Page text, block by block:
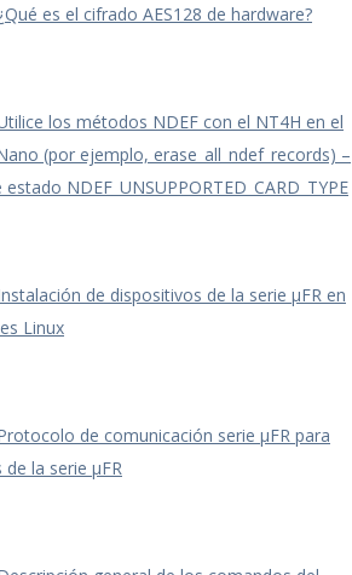
es el cifrado AES128 de hardware?
los métodos NDEF con el NT4H en el
(por ejemplo, erase_all_ndef_records) –
NDEF_UNSUPPORTED_CARD_TYPE
de dispositivos de la serie μFR en
Linux
de comunicación serie μFR para
la serie μFR